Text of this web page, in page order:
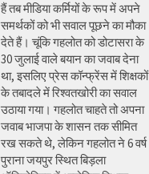
हैं तब मीडिया कर्मियों के रूप में अपने
समर्थकों को भी सवाल पूछने का मौका
देते हैं। चूंकि गहलोत को डोटासरा के
30 जुलाई वाले बयान का जवाब देना
था, इसलिए प्रेस कॉन्फ्रेंस में शिक्षकों
के तबादले में रिश्वतखोरी का सवाल
उठाया गया। गहलोत चाहते तो अपना
जवाब भाजपा के शासन तक सीमित
रख सकते थे, लेकिन गहलोत ने 6 वर्ष
पुराना जयपुर स्थित बिड़ला